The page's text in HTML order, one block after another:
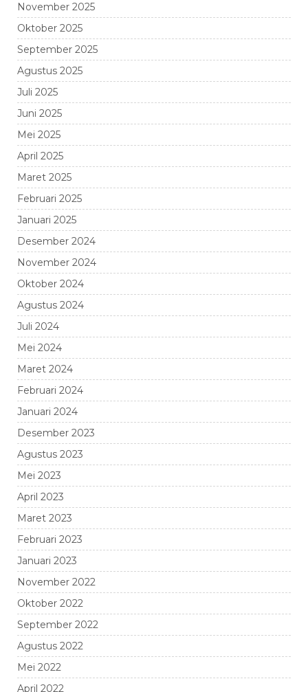
November 2025
Oktober 2025
September 2025
Agustus 2025
Juli 2025
Juni 2025
Mei 2025
April 2025
Maret 2025
Februari 2025
Januari 2025
Desember 2024
November 2024
Oktober 2024
Agustus 2024
Juli 2024
Mei 2024
Maret 2024
Februari 2024
Januari 2024
Desember 2023
Agustus 2023
Mei 2023
April 2023
Maret 2023
Februari 2023
Januari 2023
November 2022
Oktober 2022
September 2022
Agustus 2022
Mei 2022
April 2022